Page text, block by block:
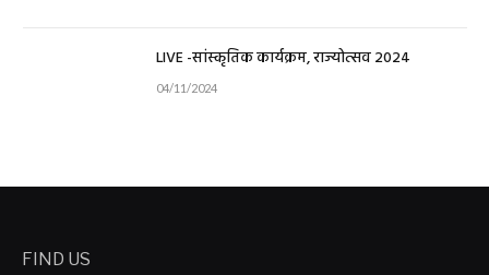
LIVE -सांस्कृतिक कार्यक्रम, राज्योत्सव 2024
04/11/2024
FIND US